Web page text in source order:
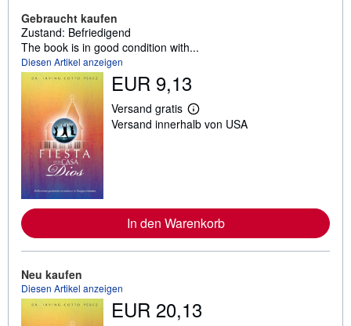
Gebraucht kaufen
Zustand: Befriedigend
The book is in good condition with...
Diesen Artikel anzeigen
EUR 9,13
Versand gratis
W
e
n
f
o
m
o
n
Versand innerhalb von USA
In den Warenkorb
Neu kaufen
Diesen Artikel anzeigen
EUR 20,13